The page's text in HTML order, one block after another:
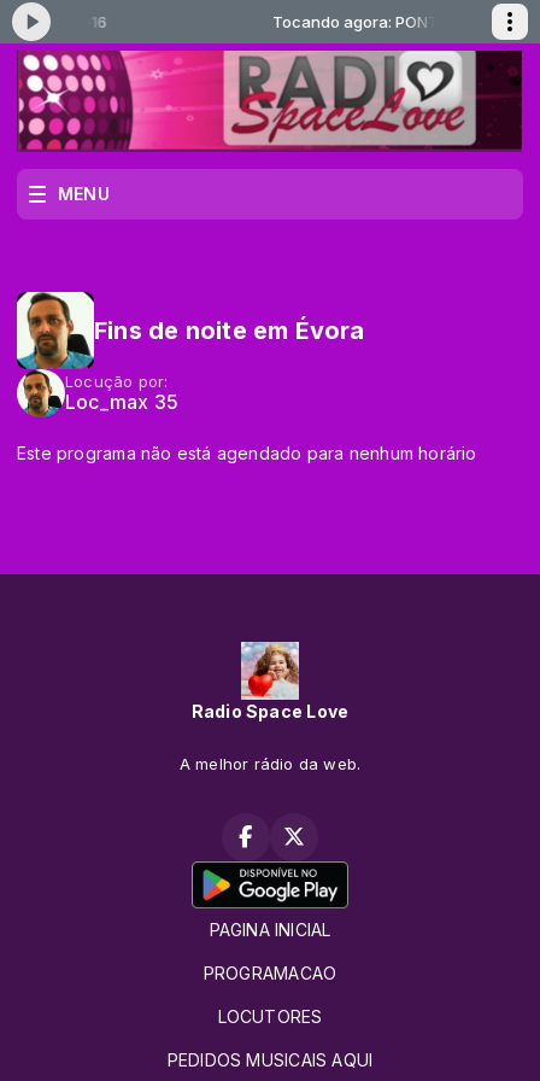
PONTE-16 Tocando agora: PONTE-16
MENU
Fins de noite em Évora
Locução por:
Loc_max 35
Este programa não está agendado para nenhum horário
Radio Space Love
A melhor rádio da web.
PAGINA INICIAL
PROGRAMACAO
LOCUTORES
PEDIDOS MUSICAIS AQUI